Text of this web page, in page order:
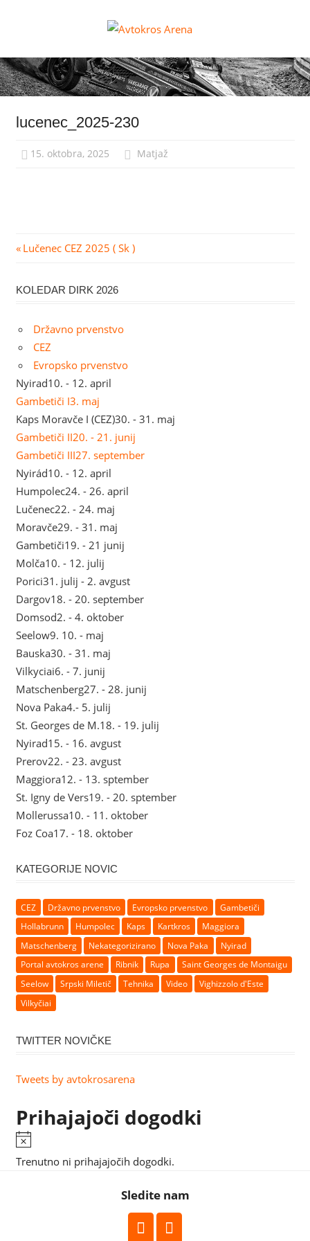
Arena
lucenec_2025-230
15. oktobra, 2025 Matjaž
Navigacija
Previous
Lučenec CEZ 2025 ( Sk )
KOLEDAR DIRK 2026
Državno prvenstvo
CEZ
Evropsko prvenstvo
Nyirad10. - 12. april
Gambetiči I3. maj
Kaps Moravče I (CEZ)30. - 31. maj
Gambetiči II20. - 21. junij
Gambetiči III27. september
Nyirád10. - 12. april
Humpolec24. - 26. april
Lučenec22. - 24. maj
Moravče29. - 31. maj
Gambetiči19. - 21 junij
Molča10. - 12. julij
Porici31. julij - 2. avgust
Dargov18. - 20. september
Domsod2. - 4. oktober
Seelow9. 10. - maj
Bauska30. - 31. maj
Vilkyciai6. - 7. junij
Matschenberg27. - 28. junij
Nova Paka4.- 5. julij
St. Georges de M.18. - 19. julij
Nyirad15. - 16. avgust
Prerov22. - 23. avgust
Maggiora12. - 13. sptember
St. Igny de Vers19. - 20. sptember
Mollerussa10. - 11. oktober
Foz Coa17. - 18. oktober
KATEGORIJE NOVIC
CEZ Državno prvenstvo Evropsko prvenstvo
Gambetiči
Hollabrunn
Humpolec Kaps Kartkros
Maggiora
Matschenberg
Nekategorizirano Nova Paka
Nyirad
Portal avtokros arene
Ribnik Rupa
Saint Georges de Montaigu
Seelow
Srpski Miletič Tehnika Video
Vighizzolo d'Este
Vilkyčiai
TWITTER NOVIČKE
Tweets by avtokrosarena
Prihajajoči dogodki
Trenutno ni prihajajočih dogodki.
Sledite nam